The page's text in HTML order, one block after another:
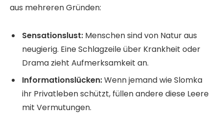
aus mehreren Gründen:
Sensationslust: Menschen sind von Natur aus
neugierig. Eine Schlagzeile über Krankheit oder
Drama zieht Aufmerksamkeit an.
Informationslücken:Wenn jemand wie Slomka
ihr Privatleben schützt, füllen andere diese Leere
mit Vermutungen.